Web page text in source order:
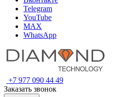
Telegram
YouTube
MAX
WhatsApp
+7 977 090 44 49
Заказать звонок